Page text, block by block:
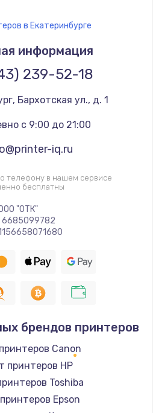
в Екатеринбурге
информация
239-52-18
, Бархотская ул., д. 1
с 9:00 до 21:00
iq.ru
телефону в нашем сервисе
бесплатны
"ОТК"
6685099782
брендов принтеров
Canon
принтеров HP
Toshiba
Epson